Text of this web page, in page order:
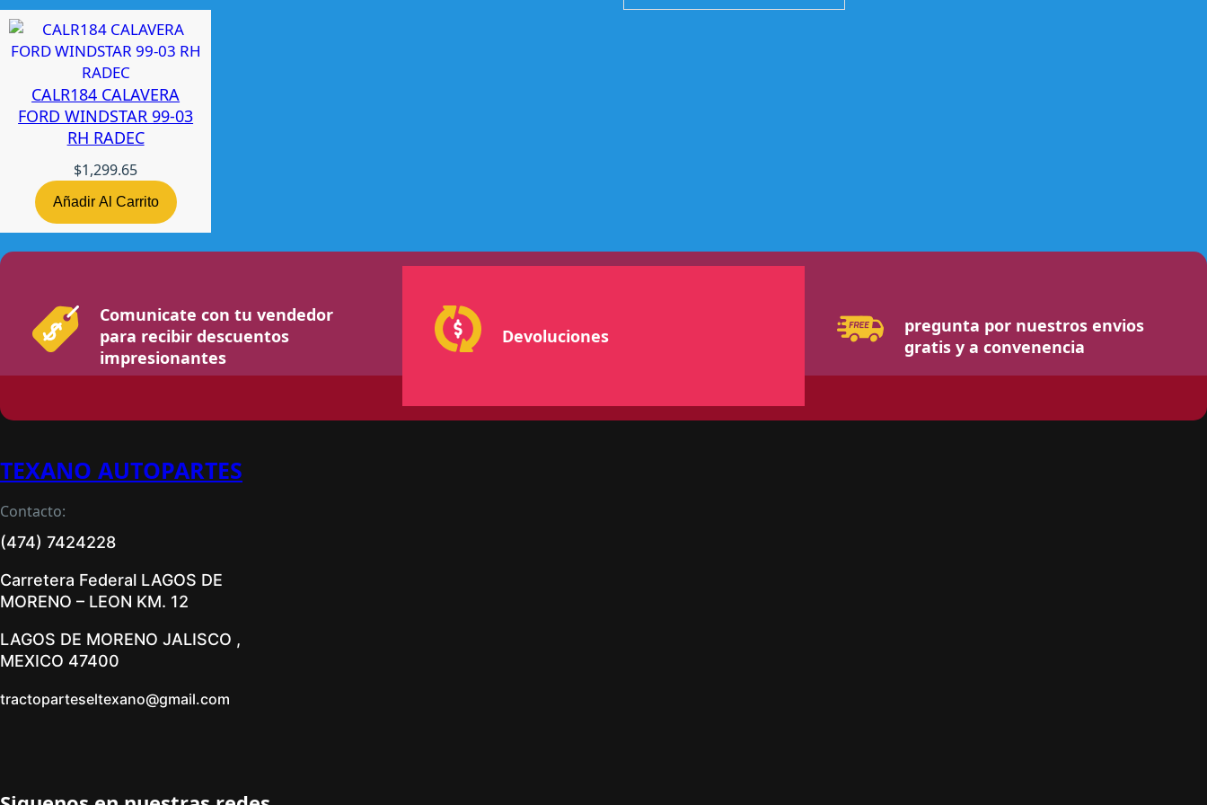
CALR184 CALAVERA
FORD WINDSTAR 99-03
RH RADEC
$1,299.65
Añadir Al Carrito
Comunicate con tu vendedor
para recibir descuentos
impresionantes
Devoluciones
pregunta por nuestros envios
gratis y a convenencia
TEXANO AUTOPARTES
Contacto:
(474) 7424228
Carretera Federal LAGOS DE
MORENO – LEON KM. 12
LAGOS DE MORENO JALISCO ,
MEXICO 47400
tractoparteseltexano@gmail.com